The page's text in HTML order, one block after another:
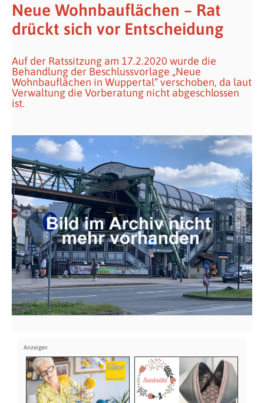
Neue Wohnbauflächen – Rat
drückt sich vor Entscheidung
Auf der Ratssitzung am 17.2.2020 wurde die
Behandlung der Beschlussvorlage „Neue
Wohnbauflächen in Wuppertal“ verschoben, da laut
Verwaltung die Vorberatung nicht abgeschlossen
ist.